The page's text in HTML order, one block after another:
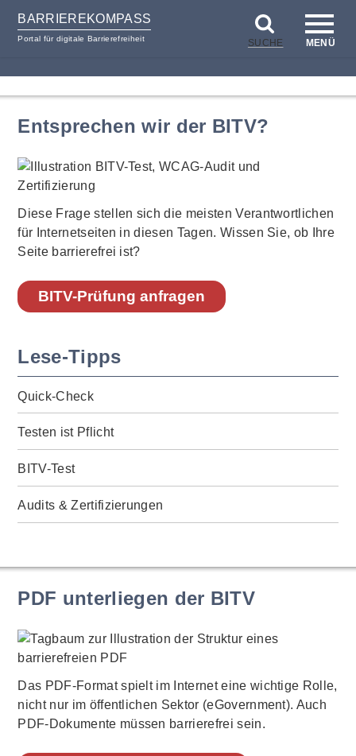
BARRIEREKOMPASS
Portal für digitale Barrierefreiheit SUCHE MENÜ
Entsprechen wir der BITV?
Diese Frage stellen sich die meisten Verantwortlichen
für Internetseiten in diesen Tagen. Wissen Sie, ob Ihre
Seite barrierefrei ist?
BITV-Prüfung anfragen
Lese-Tipps
Quick-Check
Testen ist Pflicht
BITV-Test
Audits & Zertifizierungen
PDF unterliegen der BITV
Das PDF-Format spielt im Internet eine wichtige Rolle,
nicht nur im öffentlichen Sektor (eGovernment). Auch
PDF-Dokumente müssen barrierefrei sein.